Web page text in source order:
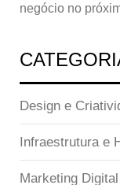
negócio no
Design e
Infraestrutura e
Marketing Digital